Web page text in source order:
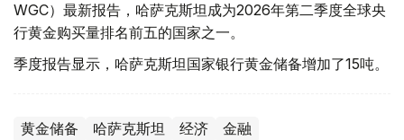
WGC）最新报告，哈萨克斯坦成为2026年第二季度全球央
行黄金购买量排名前五的国家之一。
季度报告显示，哈萨克斯坦国家银行黄金储备增加了15吨。
黄金储备 哈萨克斯坦 经济 金融